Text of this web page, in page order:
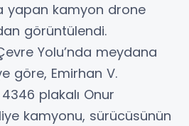
yapan kamyon drone
görüntülendi.
Yolu’nda meydana
göre, Emirhan V.
plakalı Onur
kamyonu, sürücüsünün